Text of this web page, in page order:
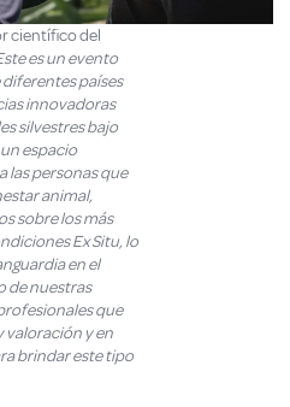
científico del
es un evento
países
innovadoras
silvestres bajo
espacio
las personas que
animal,
sobre los más
Ex Situ, lo
en el
de nuestras
que
valoración y en
brindar este tipo